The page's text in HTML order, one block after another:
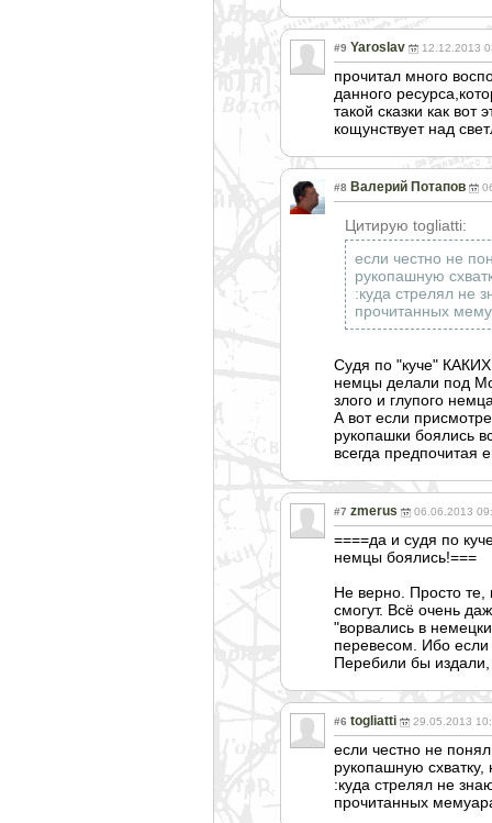
#9 Yaroslav 12.12.2013
прочитал много
данного
такой сказки как
кощунствует над
#8 Валерий Потапов
Цитирую togliatti:
если честно не
рукопашную
:куда стрелял не
прочитанных
Судя по "куче"
немцы делали под
злого и глупого
А вот если
рукопашки боялись
всегда предпочитая
#7 zmerus 06.06.2013
====да и судя по
немцы боялись!===
Не верно. Просто те,
смогут. Всё очень
"ворвались в
перевесом. Ибо
Перебили бы
#6 togliatti 29.05.2013
если честно не
рукопашную схватку,
:куда стрелял не
прочитанных